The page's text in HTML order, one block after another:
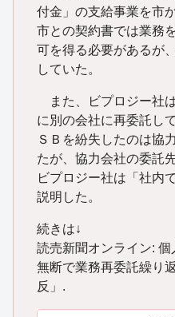
付金」の支給事業を市
市との契約書では業務
可を得る必要があるが
していた。
また、ビプロジー社
に別の会社に再委託し
ＳＢを紛失したのは協
たが、協力会社の委託
ビプロジー社は「社内
説明した。
続きは↓
読売新聞オンライン: 個
無断で業務再委託繰り
反」.